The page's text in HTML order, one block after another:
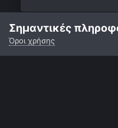
Αρχή
Σημαντικές
Όροι χρήσης